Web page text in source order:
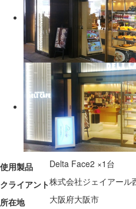
使用製品
Delta Face2 ×1台
クライアント株式会社ジェイアール
所在地
大阪府大阪市